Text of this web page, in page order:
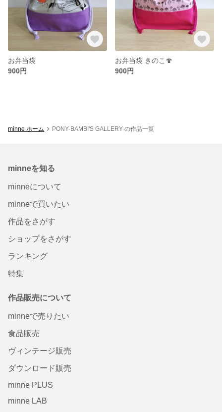
お弁当袋
900円
お弁当袋 きのこ🍄
900円
minne ホーム PONY-BAMBI'S GALLERY の作品一覧
minneを知る
minneについて
minneで買いたい
作品をさがす
ショップをさがす
ランキング
特集
作品販売について
minneで売りたい
食品販売
ヴィンテージ販売
ダウンロード販売
minne PLUS
minne LAB